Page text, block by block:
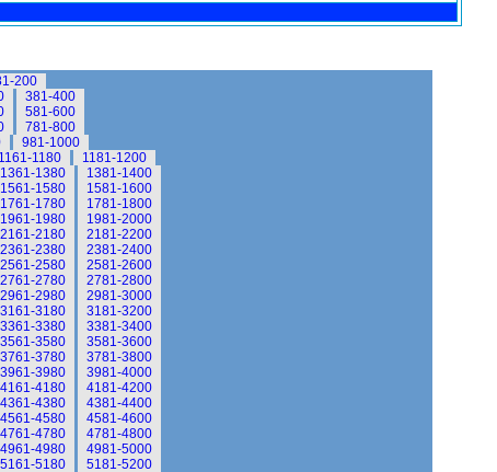
200
381-400
581-600
781-800
981-1000
1161-1180
1181-1200
1361-1380
1381-1400
1561-1580
1581-1600
1761-1780
1781-1800
1961-1980
1981-2000
2161-2180
2181-2200
2361-2380
2381-2400
2561-2580
2581-2600
2761-2780
2781-2800
2961-2980
2981-3000
3161-3180
3181-3200
3361-3380
3381-3400
3561-3580
3581-3600
3761-3780
3781-3800
3961-3980
3981-4000
4161-4180
4181-4200
4361-4380
4381-4400
4561-4580
4581-4600
4761-4780
4781-4800
4961-4980
4981-5000
5161-5180 5181-5200